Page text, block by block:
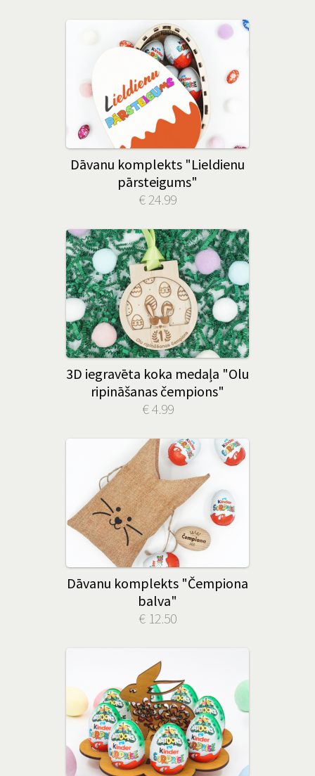
Dāvanu komplekts "Lieldienu
pārsteigums"
€ 24.99
3D iegravēta koka medaļa "Olu
ripināšanas čempions"
€ 4.99
Dāvanu komplekts "Čempiona
balva"
€ 12.50